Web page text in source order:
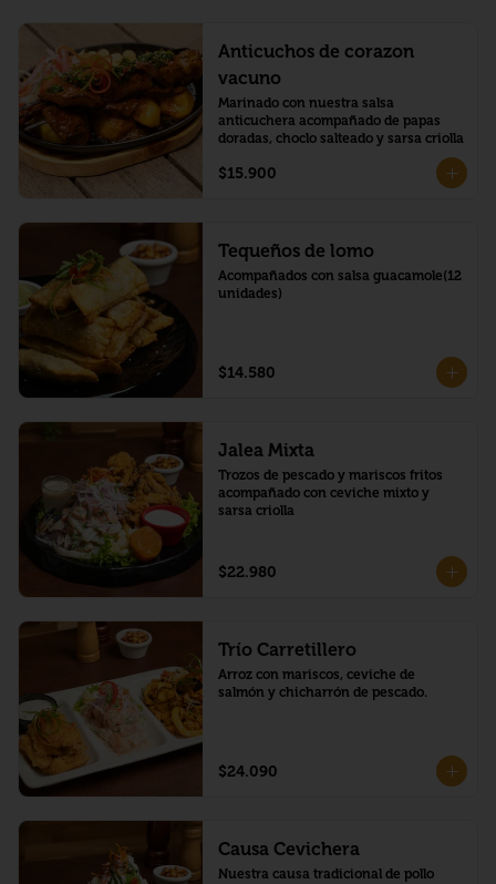
Anticuchos de corazon
vacuno
Marinado con nuestra salsa
anticuchera acompañado de papas
doradas, choclo salteado y sarsa criolla
$15.900
Tequeños de lomo
Acompañados con salsa guacamole(12
unidades)
$14.580
Jalea Mixta
Trozos de pescado y mariscos fritos
acompañado con ceviche mixto y
sarsa criolla
$22.980
Trío Carretillero
Arroz con mariscos, ceviche de
salmón y chicharrón de pescado.
$24.090
Causa Cevichera
Nuestra causa tradicional de pollo